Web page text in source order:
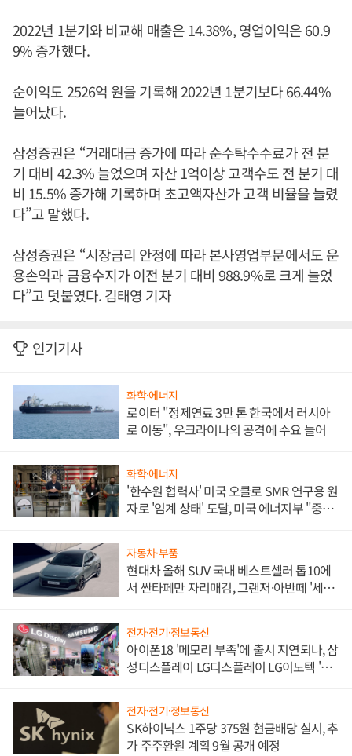
2022년 1분기와 비교해 매출은 14.38%, 영업이익은 60.9
9% 증가했다.
순이익도 2526억 원을 기록해 2022년 1분기보다 66.44%
늘어났다.
삼성증권은 “거래대금 증가에 따라 순수탁수수료가 전 분
기 대비 42.3% 늘었으며 자산 1억이상 고객수도 전 분기 대
비 15.5% 증가해 기록하며 초고액자산가 고객 비율을 늘렸
다”고 말했다.
삼성증권은 “시장금리 안정에 따라 본사영업부문에서도 운
용손익과 금융수지가 이전 분기 대비 988.9%로 크게 늘었
다”고 덧붙였다. 김태영 기자
인기기사
화학·에너지
로이터 "정제연료 3만 톤 한국에서 러시아
로 이동", 우크라이나의 공격에 수요 늘어
화학·에너지
'한수원 협력사' 미국 오클로 SMR 연구용 원
자로 '임계 상태' 도달, 미국 에너지부 "중요
자동차·부품
현대차 올해 SUV 국내 베스트셀러 톱10에
서 싼타페만 자리매김, 그랜저·아반떼 '세단
전자·전기·정보통신
아이폰18 '메모리 부족'에 출시 지연되나, 삼
성디스플레이 LG디스플레이 LG이노텍 '탈
전자·전기·정보통신
SK하이닉스 1주당 375원 현금배당 실시, 추
가 주주환원 계획 9월 공개 예정